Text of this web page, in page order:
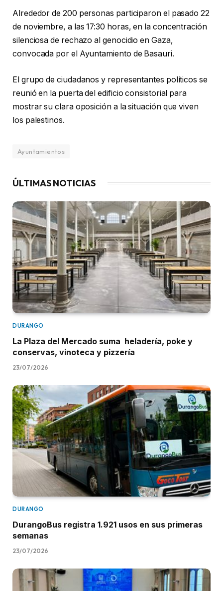
Alrededor de 200 personas participaron el pasado 22
de noviembre, a las 17:30 horas, en la concentración
silenciosa de rechazo al genocidio en Gaza,
convocada por el Ayuntamiento de Basauri.
El grupo de ciudadanos y representantes políticos se
reunió en la puerta del edificio consistorial para
mostrar su clara oposición a la situación que viven
los palestinos.
Ayuntamientos
ÚLTIMAS NOTICIAS
DURANGO
La Plaza del Mercado suma heladería, poke y
conservas, vinoteca y pizzería
23/07/2026
DURANGO
DurangoBus registra 1.921 usos en sus primeras
semanas
23/07/2026